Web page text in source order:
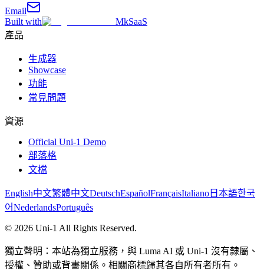
Email
Built with
MkSaaS
產品
生成器
Showcase
功能
常見問題
資源
Official Uni-1 Demo
部落格
文檔
English中文繁體中文DeutschEspañolFrançaisItaliano 日本語한국
어NederlandsPortuguês
© 2026 Uni-1 All Rights Reserved.
獨立聲明：本站為獨立服務，與 Luma AI 或 Uni-1 沒有隸屬、
授權、贊助或背書關係。相關商標歸其各自所有者所有。